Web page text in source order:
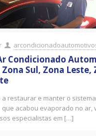
Condicionado
Sul, Zona Leste,
a restaurar e manter o
acabou evaporado no ar,
especialistas em […]